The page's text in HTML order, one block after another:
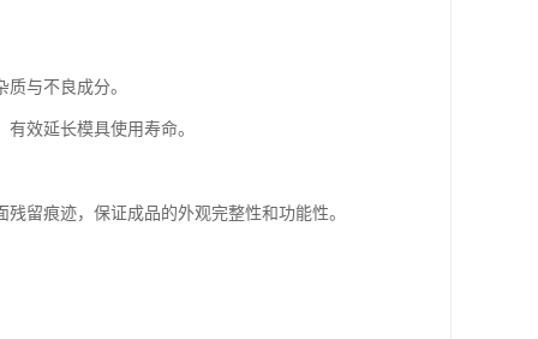
与不良成分。
效延长模具使用寿命。
留痕迹，保证成品的外观完整性和功能性。